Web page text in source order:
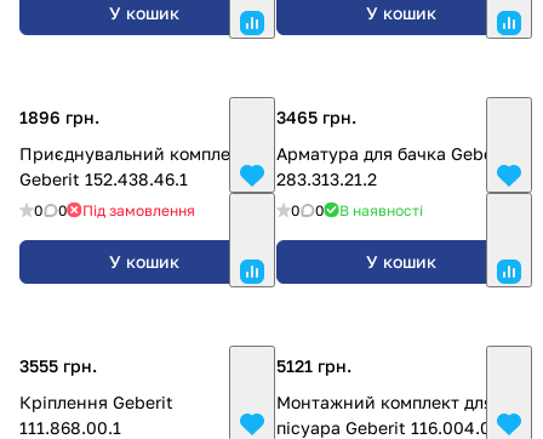
У кошик У кошик
1896 грн.
Приєднувальний комплект
Geberit 152.438.46.1
0 0 Під замовлення
У кошик
3465 грн.
Арматура для бачка Geberit
283.313.21.2
0 0 В наявності
У кошик
3555 грн.
Кріплення Geberit
111.868.00.1
5121 грн.
Монтажний комплект для
пісуара Geberit 116.004.00.1